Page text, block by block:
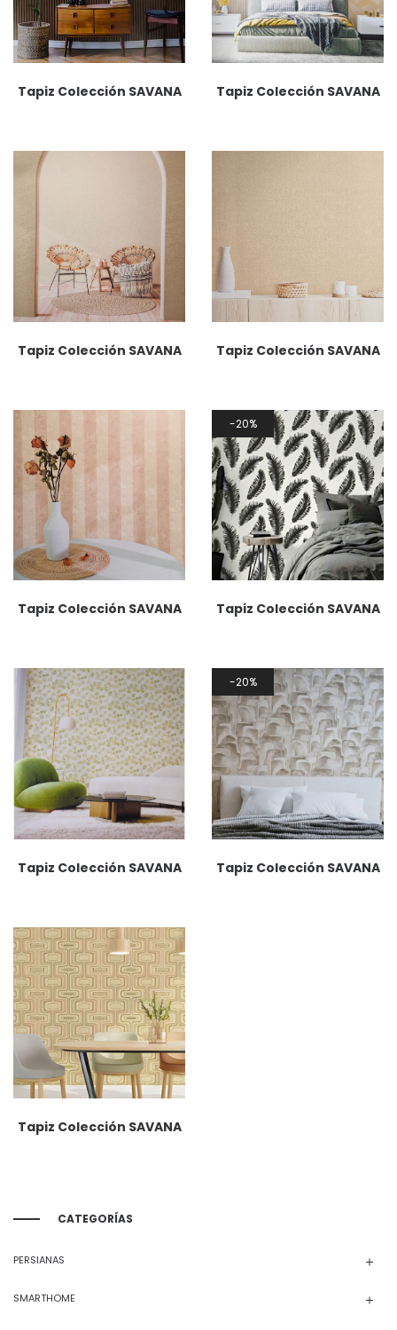
Tapiz Colección SAVANA Tapiz Colección SAVANA
Tapiz Colección SAVANA Tapiz Colección SAVANA
Tapiz Colección SAVANA
20%
Tapiz Colección SAVANA
Tapiz Colección SAVANA
20%
Tapiz Colección SAVANA
Tapiz Colección SAVANA
CATEGORÍAS
PERSIANAS
SMARTHOME